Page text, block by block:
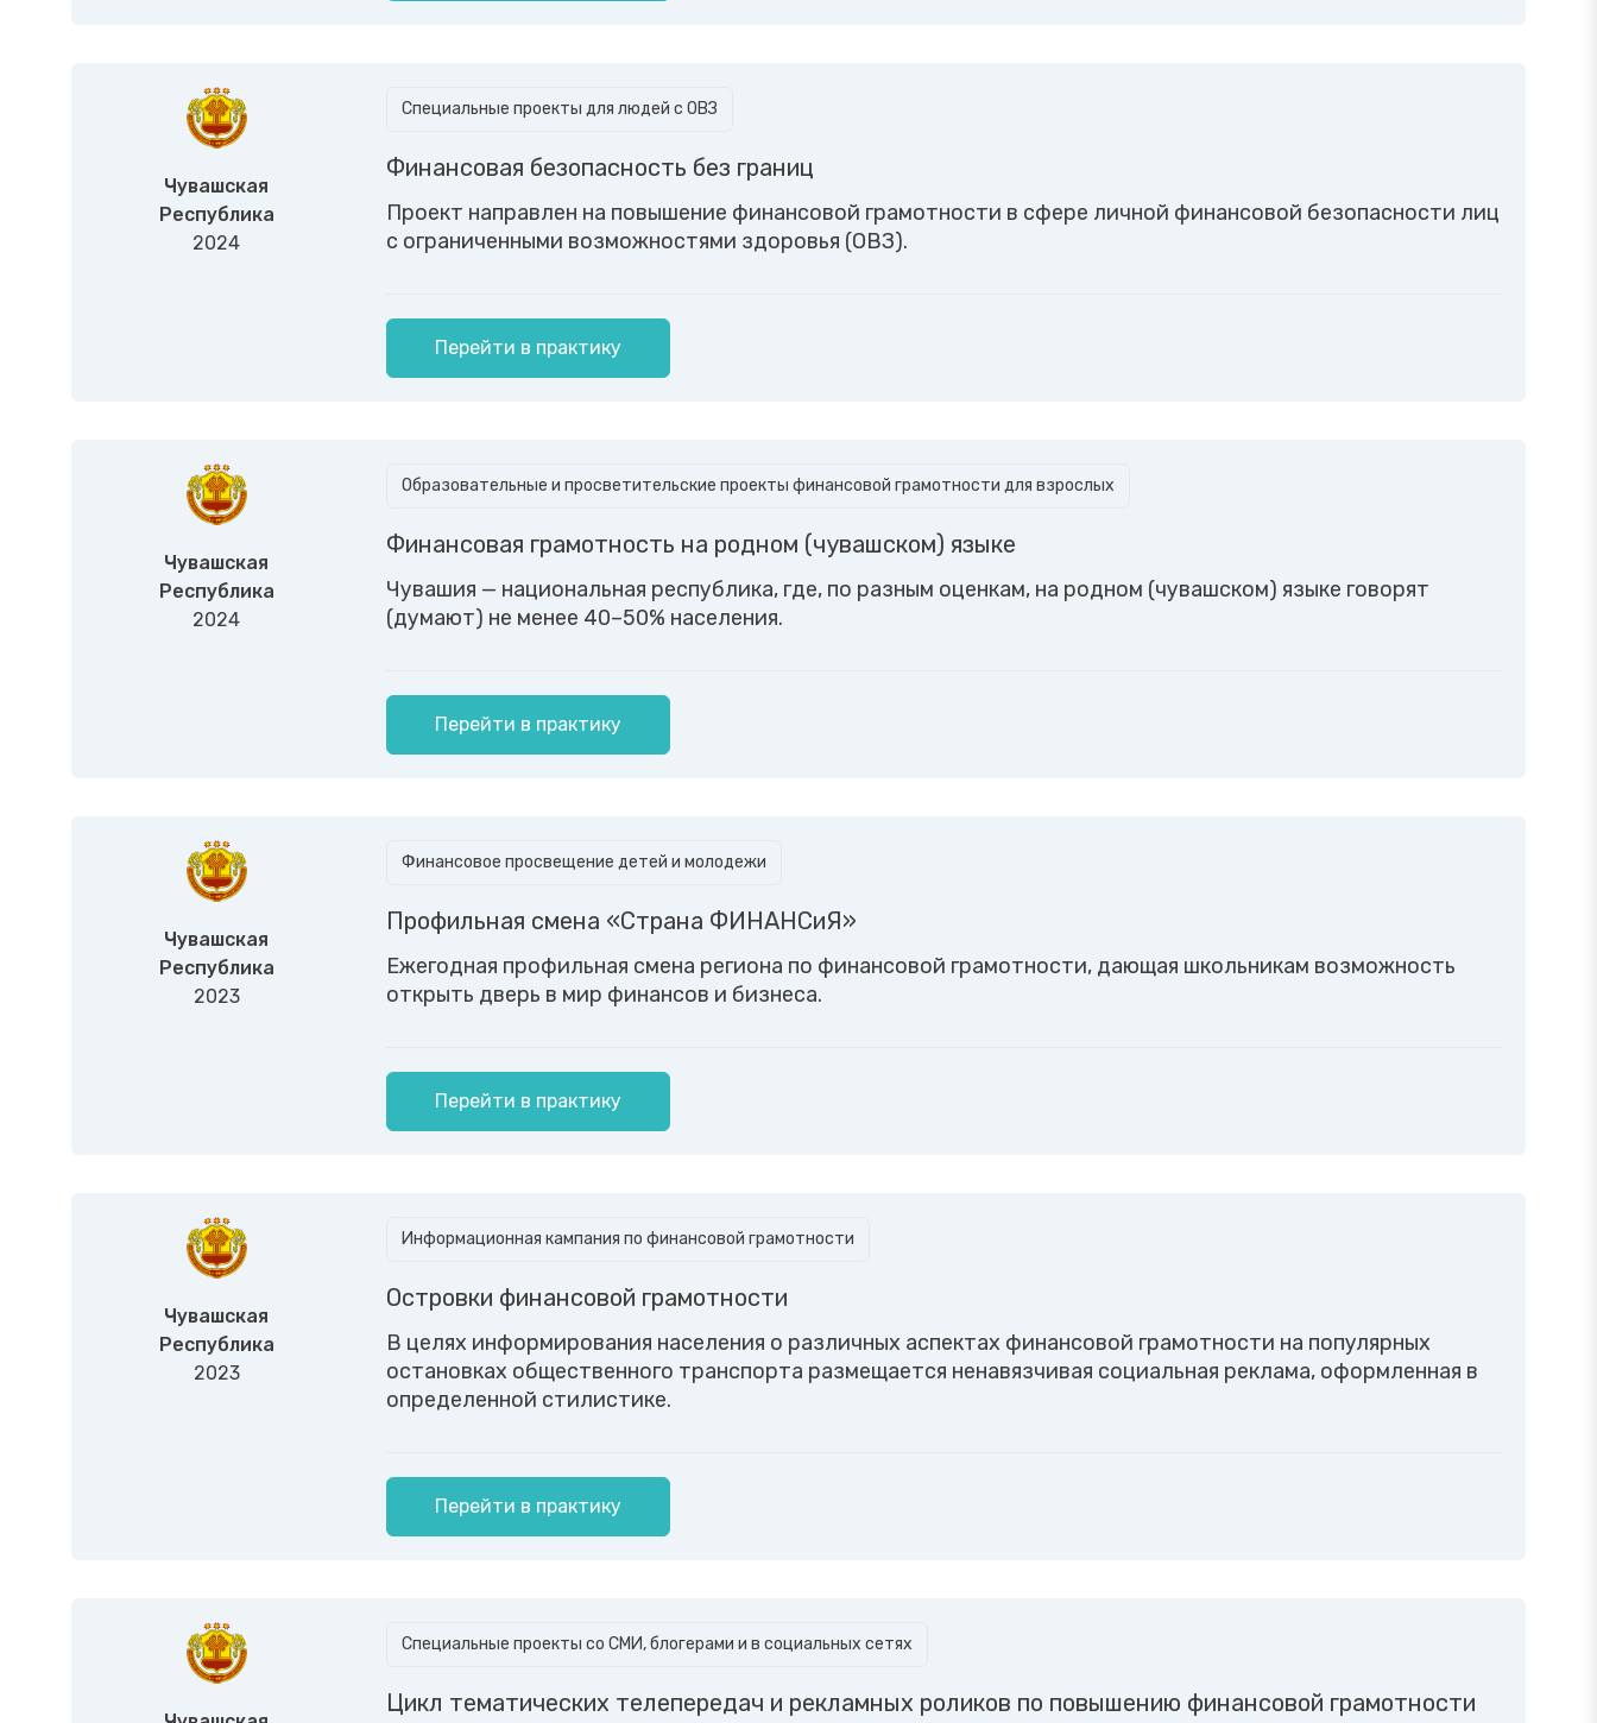
Чувашская
Республика
2024
Специальные проекты для людей с ОВЗ
Финансовая безопасность без границ
Проект направлен на повышение финансовой грамотности в сфере личной финансовой безопасности лиц
с ограниченными возможностями здоровья (ОВЗ).
Перейти в практику
Чувашская
Республика
2024
Образовательные и просветительские проекты финансовой грамотности для взрослых
Финансовая грамотность на родном (чувашском) языке
Чувашия — национальная республика, где, по разным оценкам, на родном (чувашском) языке говорят
(думают) не менее 40–50% населения.
Перейти в практику
Чувашская
Республика
2023
Финансовое просвещение детей и молодежи
Профильная смена «Страна ФИНАНСиЯ»
Ежегодная профильная смена региона по финансовой грамотности, дающая школьникам возможность
открыть дверь в мир финансов и бизнеса.
Перейти в практику
Чувашская
Республика
2023
Информационная кампания по финансовой грамотности
Островки финансовой грамотности
В целях информирования населения о различных аспектах финансовой грамотности на популярных
остановках общественного транспорта размещается ненавязчивая социальная реклама, оформленная в
определенной стилистике.
Перейти в практику
Специальные проекты со СМИ, блогерами и в социальных сетях
Цикл тематических телепередач и рекламных роликов по повышению финансовой грамотности